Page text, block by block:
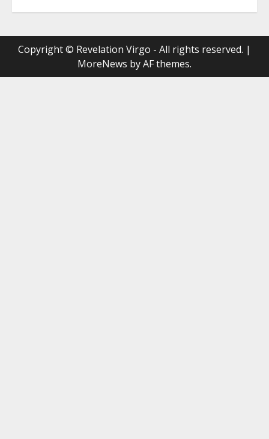
Copyright © Revelation Virgo - All rights reserved. |
MoreNews by AF themes.